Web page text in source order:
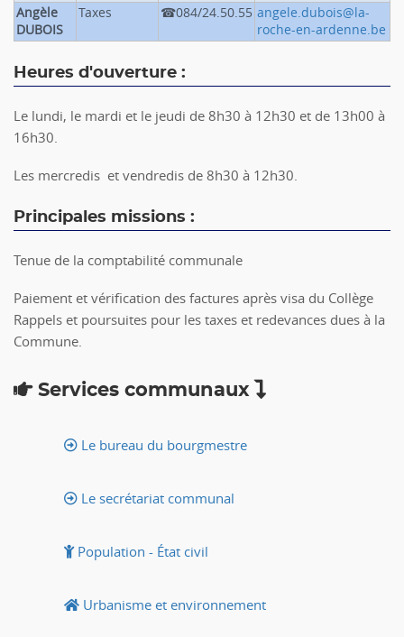
Angèle
DUBOIS
Taxes 084/24.50.55 angele.dubois@la-
roche-en-ardenne.be
Heures d'ouverture :
Le lundi, le mardi et le jeudi de 8h30 à 12h30 et de 13h00 à
16h30.
Les mercredis et vendredis de 8h30 à 12h30.
Principales missions :
Tenue de la comptabilité communale
Paiement et vérification des factures après visa du Collège
Rappels et poursuites pour les taxes et redevances dues à la
Commune.
Services communaux
Le bureau du bourgmestre
Le secrétariat communal
Population - État civil
Urbanisme et environnement